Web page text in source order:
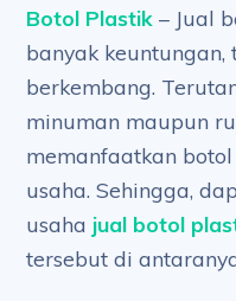
Botol Plastik – Jual
banyak
berkembang.
minuman maupun
memanfaatkan
usaha. Sehingga,
usaha jual botol
tersebut di